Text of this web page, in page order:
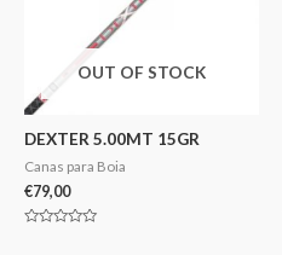
OUT OF STOCK
DEXTER 5.00MT 15GR
Canas para Boia
€79,00